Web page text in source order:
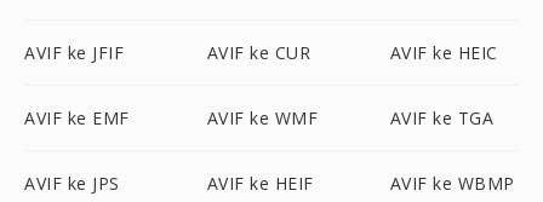
AVIF ke JFIF AVIF ke CUR AVIF ke HEIC
AVIF ke EMF AVIF ke WMF AVIF ke TGA
AVIF ke JPS AVIF ke HEIF AVIF ke WBMP